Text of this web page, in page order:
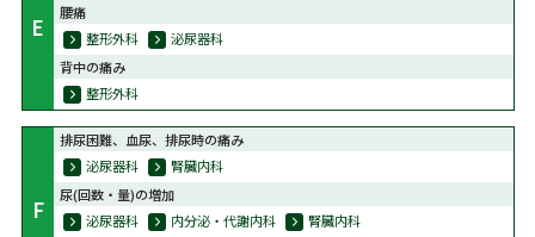
E
腰痛
整形外科
泌尿器科
背中の痛み
整形外科
F
排尿困難、血尿、排尿時の痛み
泌尿器科
腎臓内科
尿(回数・量)の増加
泌尿器科
内分泌・代謝内科
腎臓内科